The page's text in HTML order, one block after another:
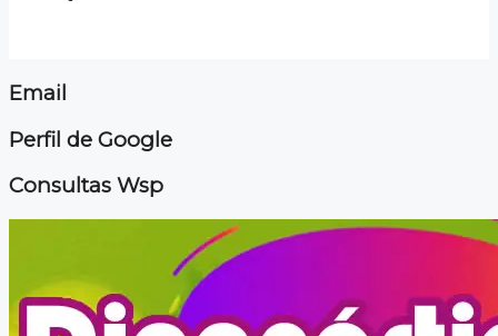
Email
Perfil de Google
Consultas Wsp